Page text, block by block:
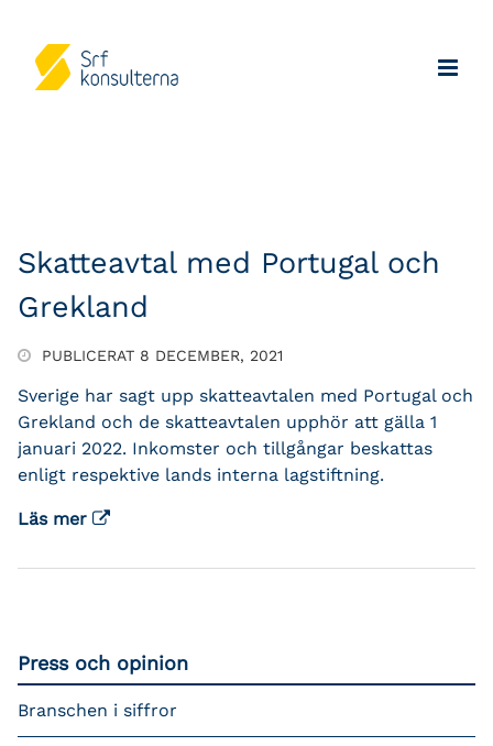
Skatteavtal med Portugal och
Grekland
PUBLICERAT 8 DECEMBER, 2021
Sverige har sagt upp skatteavtalen med Portugal och
Grekland och de skatteavtalen upphör att gälla 1
januari 2022. Inkomster och tillgångar beskattas
enligt respektive lands interna lagstiftning.
Läs mer
Press och opinion
Branschen i siffror